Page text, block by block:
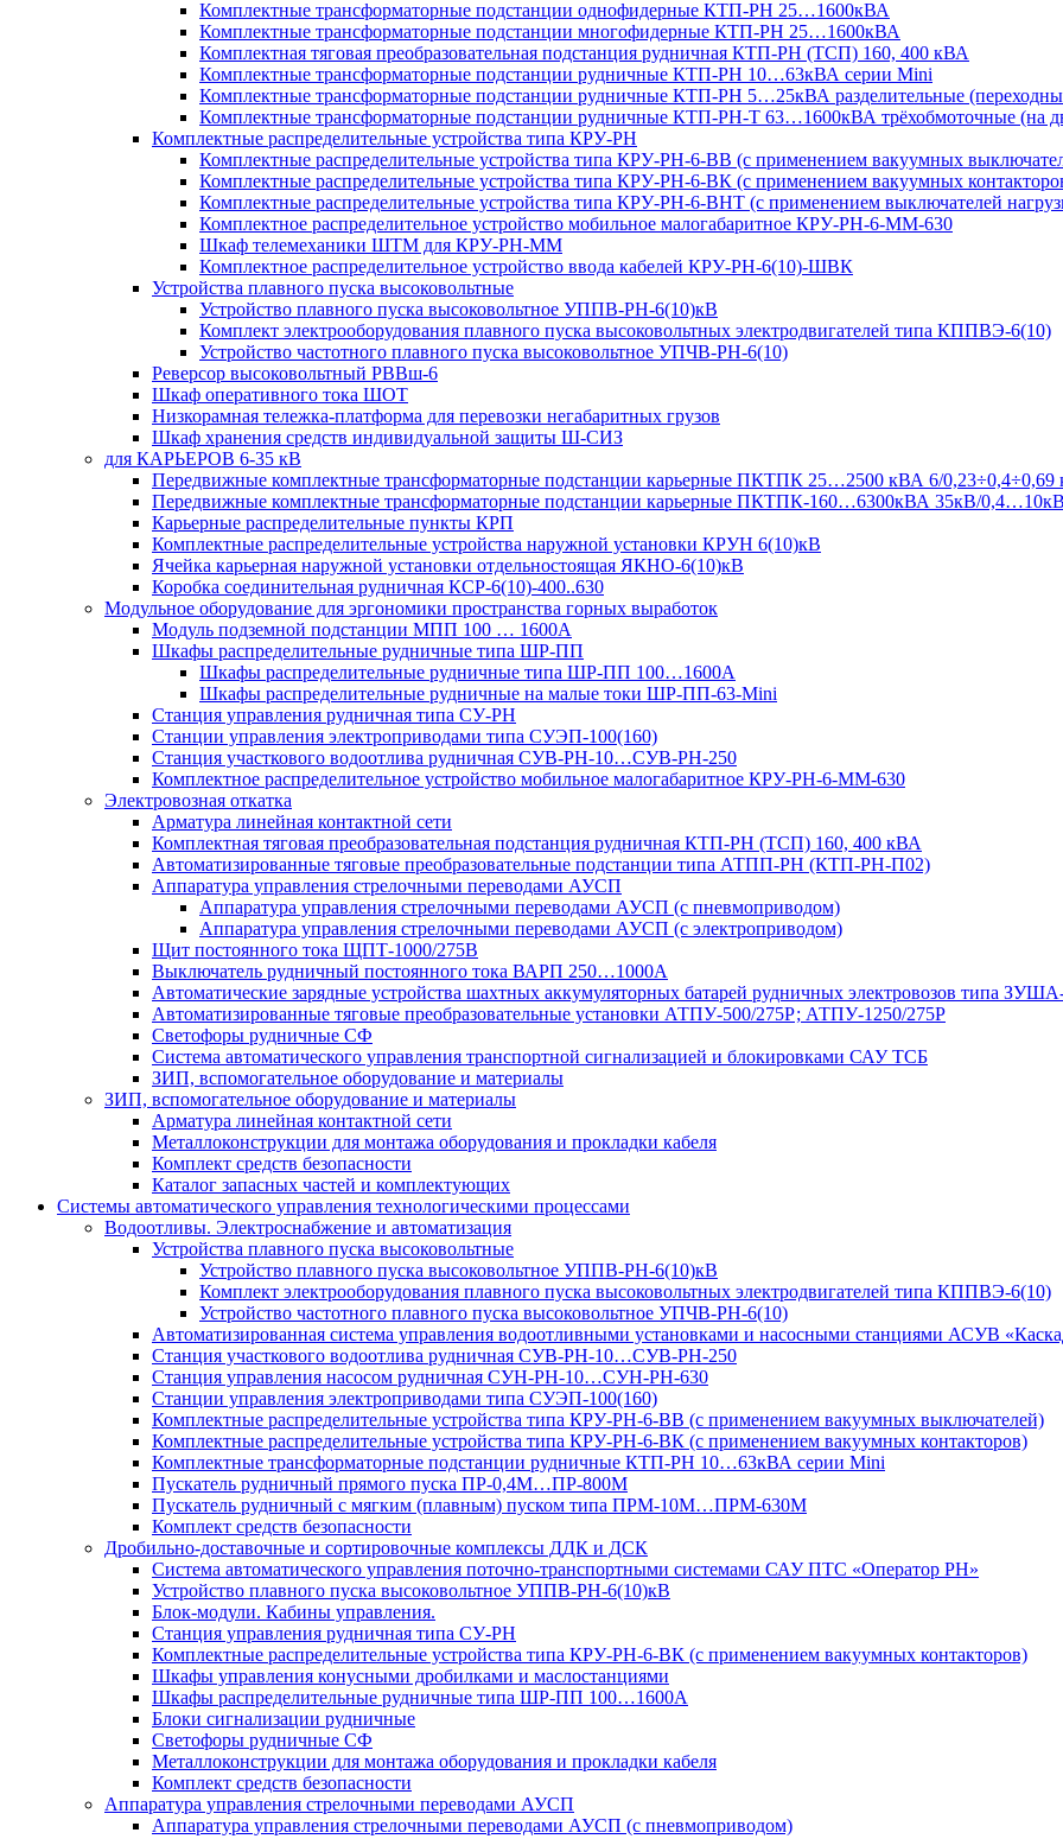
Комплектные трансформаторные подстанции однофидерные КТП-РН 25…1600кВА
Комплектные трансформаторные подстанции многофидерные КТП-РН 25…1600кВА
Комплектная тяговая преобразовательная подстанция рудничная КТП-РН (ТСП) 160, 400 кВА
Комплектные трансформаторные подстанции рудничные КТП-РН 10…63кВА серии Mini
Комплектные трансформаторные подстанции рудничные КТП-РН 5…25кВА разделительные
Комплектные трансформаторные подстанции рудничные КТП-РН-Т 63…1600кВА трёхобмоточные (на
Комплектные распределительные устройства типа КРУ-РН
Комплектные распределительные устройства типа КРУ-РН-6-ВВ (с применением вакуумных
Комплектные распределительные устройства типа КРУ-РН-6-ВК (с применением вакуумных
Комплектные распределительные устройства типа КРУ-РН-6-ВНТ (с применением выключателей
Комплектное распределительное устройство мобильное малогабаритное КРУ-РН-6-ММ-630
Шкаф телемеханики ШТМ для КРУ-РН-ММ
Комплектное распределительное устройство ввода кабелей КРУ-РН-6(10)-ШВК
Устройства плавного пуска высоковольтные
Устройство плавного пуска высоковольтное УППВ-РН-6(10)кВ
Комплект электрооборудования плавного пуска высоковольтных электродвигателей типа КППВЭ-6(10)
Устройство частотного плавного пуска высоковольтное УПЧВ-РН-6(10)
Реверсор высоковольтный РВВш-6
Шкаф оперативного тока ШОТ
Низкорамная тележка-платформа для перевозки негабаритных грузов
Шкаф хранения средств индивидуальной защиты Ш-СИЗ
для КАРЬЕРОВ 6-35 кВ
Передвижные комплектные трансформаторные подстанции карьерные ПКТПК 25…2500 кВА 6/0,23÷0,4÷0,69
Передвижные комплектные трансформаторные подстанции карьерные ПКТПК-160…6300кВА 35кВ/
Карьерные распределительные пункты КРП
Комплектные распределительные устройства наружной установки КРУН 6(10)кВ
Ячейка карьерная наружной установки отдельностоящая ЯКНО-6(10)кВ
Коробка соединительная рудничная КСР-6(10)-400..630
Модульное оборудование для эргономики пространства горных выработок
Модуль подземной подстанции МПП 100 … 1600А
Шкафы распределительные рудничные типа ШР-ПП
Шкафы распределительные рудничные типа ШР-ПП 100…1600А
Шкафы распределительные рудничные на малые токи ШР-ПП-63-Mini
Станция управления рудничная типа СУ-РН
Станции управления электроприводами типа СУЭП-100(160)
Станция участкового водоотлива рудничная СУВ-РН-10…СУВ-РН-250
Комплектное распределительное устройство мобильное малогабаритное КРУ-РН-6-ММ-630
Электровозная откатка
Арматура линейная контактной сети
Комплектная тяговая преобразовательная подстанция рудничная КТП-РН (ТСП) 160, 400 кВА
Автоматизированные тяговые преобразовательные подстанции типа АТПП-РН (КТП-РН-П02)
Аппаратура управления стрелочными переводами АУСП
Аппаратура управления стрелочными переводами АУСП (с пневмоприводом)
Аппаратура управления стрелочными переводами АУСП (с электроприводом)
Щит постоянного тока ЩПТ-1000/275В
Выключатель рудничный постоянного тока ВАРП 250…1000А
Автоматические зарядные устройства шахтных аккумуляторных батарей рудничных электровозов типа
Автоматизированные тяговые преобразовательные установки АТПУ-500/275Р; АТПУ-1250/275Р
Светофоры рудничные СФ
Система автоматического управления транспортной сигнализацией и блокировками САУ ТСБ
ЗИП, вспомогательное оборудование и материалы
ЗИП, вспомогательное оборудование и материалы
Арматура линейная контактной сети
Металлоконструкции для монтажа оборудования и прокладки кабеля
Комплект средств безопасности
Каталог запасных частей и комплектующих
Системы автоматического управления технологическими процессами
Водоотливы. Электроснабжение и автоматизация
Устройства плавного пуска высоковольтные
Устройство плавного пуска высоковольтное УППВ-РН-6(10)кВ
Комплект электрооборудования плавного пуска высоковольтных электродвигателей типа КППВЭ-6(10)
Устройство частотного плавного пуска высоковольтное УПЧВ-РН-6(10)
Автоматизированная система управления водоотливными установками и насосными станциями АСУВ
Станция участкового водоотлива рудничная СУВ-РН-10…СУВ-РН-250
Станция управления насосом рудничная СУН-РН-10…СУН-РН-630
Станции управления электроприводами типа СУЭП-100(160)
Комплектные распределительные устройства типа КРУ-РН-6-ВВ (с применением вакуумных выключателей)
Комплектные распределительные устройства типа КРУ-РН-6-ВК (с применением вакуумных контакторов)
Комплектные трансформаторные подстанции рудничные КТП-РН 10…63кВА серии Mini
Пускатель рудничный прямого пуска ПР-0,4М…ПР-800М
Пускатель рудничный с мягким (плавным) пуском типа ПРМ-10М…ПРМ-630М
Комплект средств безопасности
Дробильно-доставочные и сортировочные комплексы ДДК и ДСК
Система автоматического управления поточно-транспортными системами САУ ПТС «Оператор РН»
Устройство плавного пуска высоковольтное УППВ-РН-6(10)кВ
Блок-модули. Кабины управления.
Станция управления рудничная типа СУ-РН
Комплектные распределительные устройства типа КРУ-РН-6-ВК (с применением вакуумных контакторов)
Шкафы управления конусными дробилками и маслостанциями
Шкафы распределительные рудничные типа ШР-ПП 100…1600А
Блоки сигнализации рудничные
Светофоры рудничные СФ
Металлоконструкции для монтажа оборудования и прокладки кабеля
Комплект средств безопасности
Аппаратура управления стрелочными переводами АУСП
Аппаратура управления стрелочными переводами АУСП (с пневмоприводом)